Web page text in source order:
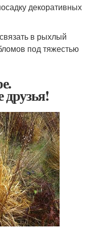
декоративных
в рыхлый
под тяжестью
друзья!